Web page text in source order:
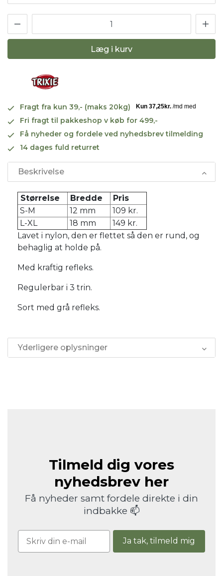
Læg i kurv
Fragt fra kun 39,- (maks 20kg)
Fri fragt til pakkeshop v køb for 499,-
Få nyheder og fordele ved nyhedsbrev tilmelding
14 dages fuld returret
Beskrivelse
Størrelse Bredde
Pris
S-M
12 mm
109 kr.
L-XL
18 mm
149 kr.
Lavet i nylon, den er flettet så den er rund, og
behaglig at holde på.
Med kraftig refleks.
Regulerbar i 3 trin.
Sort med grå refleks.
Yderligere oplysninger
Tilmeld dig vores
nyhedsbrev her
Få nyheder samt fordele direkte i din
indbakke 📫
Ja tak, tilmeld mig